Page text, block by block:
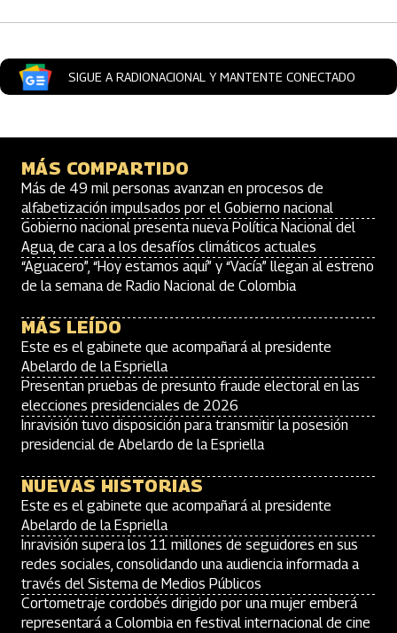
SIGUE A RADIONACIONAL Y MANTENTE CONECTADO
MÁS COMPARTIDO
Más de 49 mil personas avanzan en procesos de
alfabetización impulsados por el Gobierno nacional
Gobierno nacional presenta nueva Política Nacional del
Agua, de cara a los desafíos climáticos actuales
“Aguacero”, “Hoy estamos aquí” y “Vacía” llegan al estreno
de la semana de Radio Nacional de Colombia
MÁS LEÍDO
Este es el gabinete que acompañará al presidente
Abelardo de la Espriella
Presentan pruebas de presunto fraude electoral en las
elecciones presidenciales de 2026
Inravisión tuvo disposición para transmitir la posesión
presidencial de Abelardo de la Espriella
NUEVAS HISTORIAS
Este es el gabinete que acompañará al presidente
Abelardo de la Espriella
Inravisión supera los 11 millones de seguidores en sus
redes sociales, consolidando una audiencia informada a
través del Sistema de Medios Públicos
Cortometraje cordobés dirigido por una mujer emberá
representará a Colombia en festival internacional de cine